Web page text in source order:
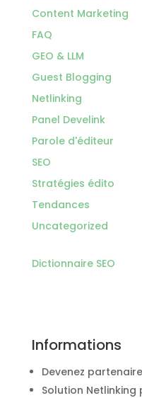
Content Marketing
FAQ
GEO & LLM
Guest Blogging
Netlinking
Panel Develink
Parole d'éditeur
SEO
Stratégies édito
Tendances
Uncategorized
Dictionnaire SEO
Informations
Devenez
Solution Netlinking